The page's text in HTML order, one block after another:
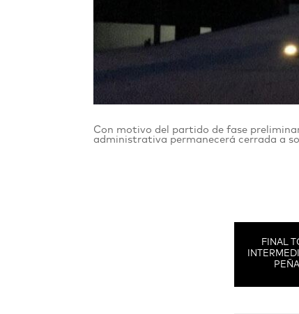
Con motivo del partido de fase
administrativa permanecerá cerrada a
FINAL